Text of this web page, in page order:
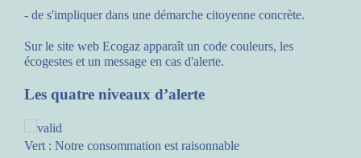
- de s'impliquer dans une démarche citoyenne concrète.
Sur le site web Ecogaz apparaît un code couleurs, les
écogestes et un message en cas d'alerte.
Les quatre niveaux d’alerte
Vert: Notre consommation est raisonnable